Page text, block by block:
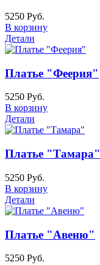
5250 Руб.
В корзину
Детали
Платье "Феерия"
5250 Руб.
В корзину
Детали
Платье "Тамара"
5250 Руб.
В корзину
Детали
Платье "Авеню"
5250 Руб.